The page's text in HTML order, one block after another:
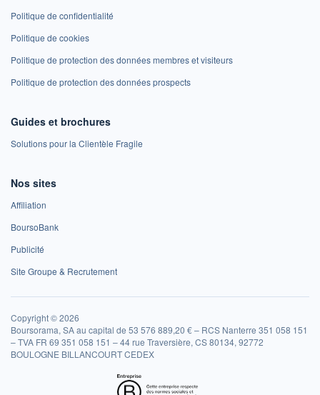
Politique de confidentialité
Politique de cookies
Politique de protection des données membres et visiteurs
Politique de protection des données prospects
Guides et brochures
Solutions pour la Clientèle Fragile
Nos sites
Affiliation
BoursoBank
Publicité
Site Groupe & Recrutement
Copyright © 2026
Boursorama, SA au capital de 53 576 889,20 € – RCS Nanterre 351 058 151
– TVA FR 69 351 058 151 – 44 rue Traversière, CS 80134, 92772
BOULOGNE BILLANCOURT CEDEX